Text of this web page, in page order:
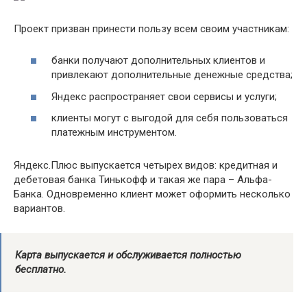
Проект призван принести пользу всем своим участникам:
банки получают дополнительных клиентов и
привлекают дополнительные денежные средства;
Яндекс распространяет свои сервисы и услуги;
клиенты могут с выгодой для себя пользоваться
платежным инструментом.
Яндекс.Плюс выпускается четырех видов: кредитная и
дебетовая банка Тинькофф и такая же пара – Альфа-
Банка. Одновременно клиент может оформить несколько
вариантов.
Карта выпускается и обслуживается полностью
бесплатно.